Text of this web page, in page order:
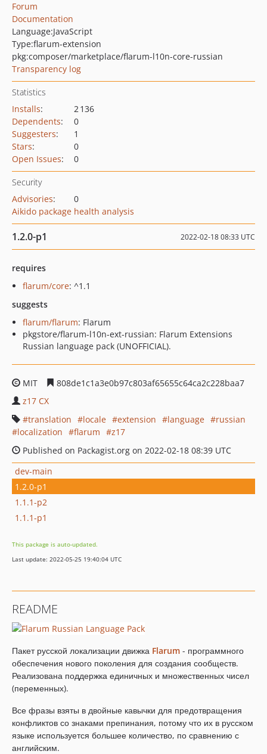
Forum
Documentation
Language:JavaScript
Type:flarum-extension
pkg:composer/marketplace/flarum-l10n-core-russian
Transparency log
Statistics
Installs:
2 136
Dependents:
0
Suggesters:
1
Stars:
0
Open Issues: 0
Security
Advisories:
0
Aikido package health analysis
1.2.0-p1 2022-02-18 08:33 UTC
requires
flarum/core: ^1.1
suggests
flarum/flarum: Flarum
pkgstore/flarum-l10n-ext-russian: Flarum Extensions
Russian language pack (UNOFFICIAL).
MIT
808de1c1a3e0b97c803af65655c64ca2c228baa7
z17 CX
translation
locale extension language
russian
localization
flarum
z17
Published on Packagist.org on 2022-02-18 08:39 UTC
dev-main
1.2.0-p1
1.1.1-p2
1.1.1-p1
This package is auto-updated.
Last update: 2022-05-25 19:40:04 UTC
README
Пакет русской локализации движка Flarum - программного
обеспечения нового поколения для создания сообществ.
Реализована поддержка единичных и множественных чисел
(переменных).
Все фразы взяты в двойные кавычки для предотвращения
конфликтов со знаками препинания, потому что их в русском
языке используется большее количество, по сравнению с
английским.